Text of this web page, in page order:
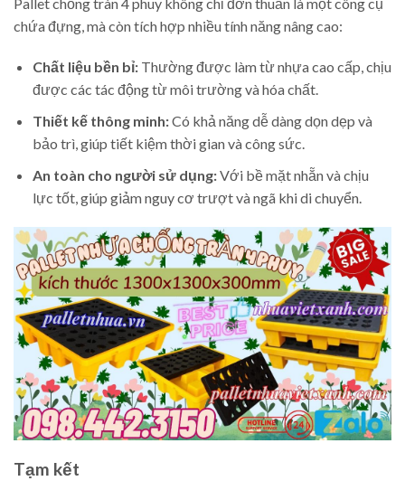
chứa đựng, mà còn tích hợp nhiều tính năng nâng cao:
Chất liệu bền bỉ:Thường được làm từ nhựa cao cấp, chịu
được các tác động từ môi trường và hóa chất.
Thiết kế thông minh:Có khả năng dễ dàng dọn dẹp và
bảo trì, giúp tiết kiệm thời gian và công sức.
An toàn cho người sử dụng:Với bề mặt nhẵn và chịu
lực tốt, giúp giảm nguy cơ trượt và ngã khi di chuyển.
Tạm kết